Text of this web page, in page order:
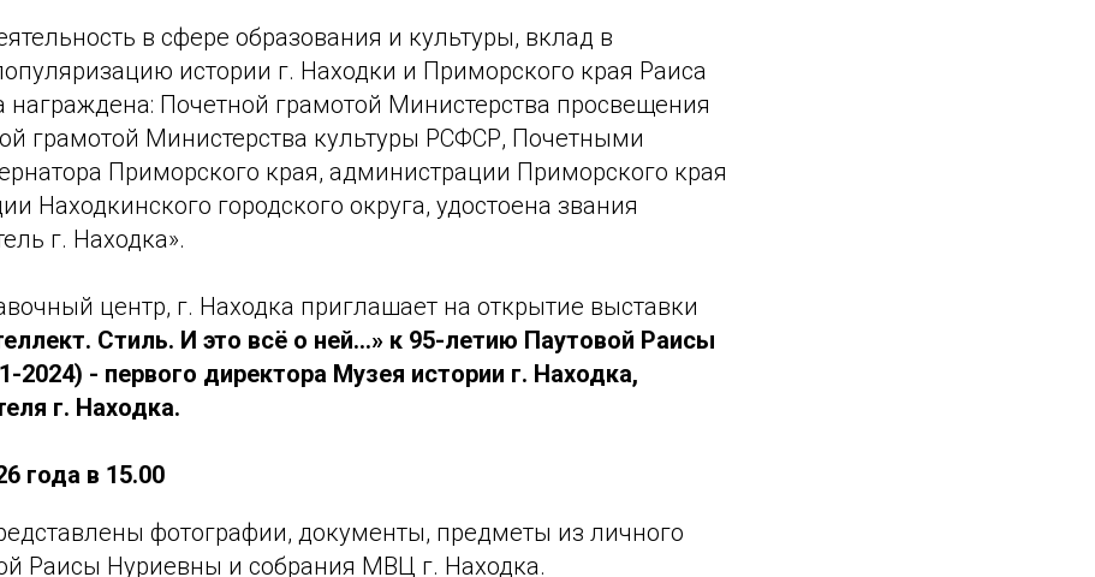
в сфере образования и культуры, вклад в
истории г. Находки и Приморского края Раиса
Почетной грамотой Министерства просвещения
грамотой Министерства культуры РСФСР, Почетными
Приморского края, администрации Приморского края
Находкинского городского округа, удостоена звания
г. Находка».
центр, г. Находка приглашает на открытие выставки
Стиль. И это всё о ней…» к 95-летию Паутовой Раисы
2024) - первого директора Музея истории г. Находка,
г. Находка.
года в 15.00
фотографии, документы, предметы из личного
Раисы Нуриевны и собрания МВЦ г. Находка.